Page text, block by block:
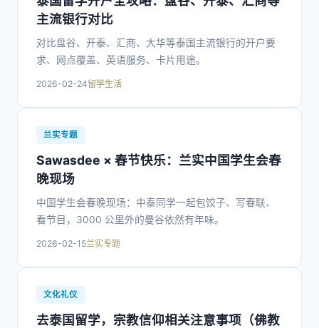
主流银行对比
对比盘谷、开泰、汇商、大华等泰国主流银行的开户要
求、网点覆盖、英语服务、卡片用途。
2026-02-24留学生活
兰实专题
Sawasdee × 春节快乐：兰实中国学生会春
晚现场
中国学生会春晚现场：中泰同学一起包饺子、写春联、
看节目，3000 公里外的曼谷依然有年味。
2026-02-15兰实专题
文化礼仪
去泰国留学，宗教信仰相关注意事项（佛教